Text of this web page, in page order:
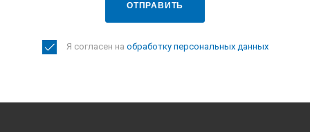
ОТПРАВИТЬ
Я согласен на обработку персональных данных